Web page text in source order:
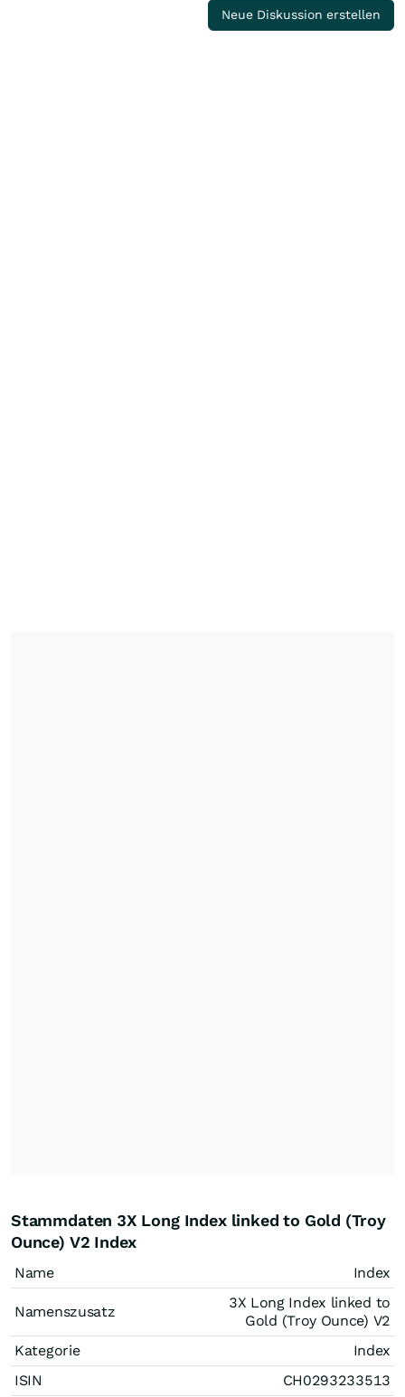
Neue Diskussion erstellen
Stammdaten 3X Long Index linked to Gold (Troy
Ounce) V2 Index
Name Index
Namenszusatz
3X Long Index linked to
Gold (Troy Ounce) V2
Kategorie
Index
ISIN
CH0293233513